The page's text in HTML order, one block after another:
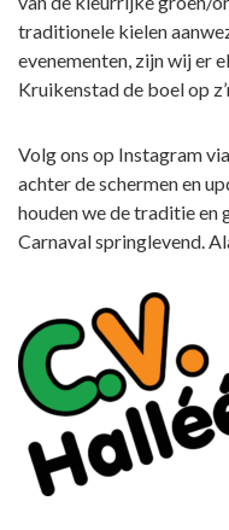
traditionele kielen
evenementen, zijn wij er
Kruikenstad de boel op
Volg ons op Instagram via
achter de schermen en
houden we de traditie en
Carnaval springlevend.